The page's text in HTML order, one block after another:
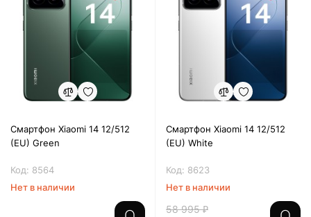
Смартфон Xiaomi 14 12/512
(EU) Green
Код: 8564
Нет в наличии
Смартфон Xiaomi 14 12/512
(EU) White
Код: 8623
Нет в наличии
58 995 ₽